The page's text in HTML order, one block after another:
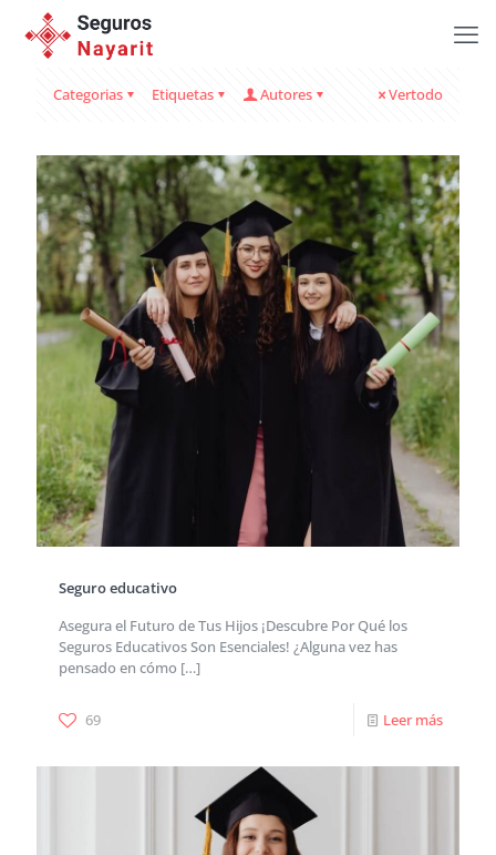
Categorias Etiquetas Autores Vertodo
Seguro educativo
Asegura el Futuro de Tus Hijos ¡Descubre Por Qué los
Seguros Educativos Son Esenciales! ¿Alguna vez has
pensado en cómo […]
69 Leer más